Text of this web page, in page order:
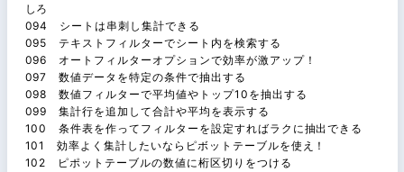
しろ
094 シートは串刺し集計できる
095 テキストフィルターでシート内を検索する
096 オートフィルターオプションで効率が激アップ！
097 数値データを特定の条件で抽出する
098 数値フィルターで平均値やトップ10を抽出する
099 集計行を追加して合計や平均を表示する
100 条件表を作ってフィルターを設定すればラクに抽出できる
101 効率よく集計したいならピボットテーブルを使え！
102 ピポットテーブルの数値に桁区切りをつける